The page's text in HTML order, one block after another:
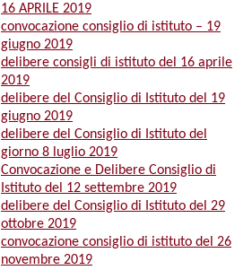
16 APRILE 2019
convocazione consiglio di istituto – 19
giugno 2019
delibere consigli di istituto del 16 aprile
2019
delibere del Consiglio di Istituto del 19
giugno 2019
delibere del Consiglio di Istituto del
giorno 8 luglio 2019
Convocazione e Delibere Consiglio di
Istituto del 12 settembre 2019
delibere del Consiglio di Istituto del 29
ottobre 2019
convocazione consiglio di istituto del 26
novembre 2019